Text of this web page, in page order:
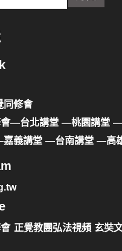
同修會
—台北講堂 —桃園講堂 —
義講堂 —台南講堂 —高
正覺教團弘法視頻 玄奘